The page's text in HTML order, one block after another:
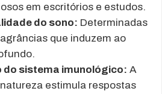
em escritórios e estudos.
do sono: Determinadas
que induzem ao
do sistema imunológico: A
estimula respostas